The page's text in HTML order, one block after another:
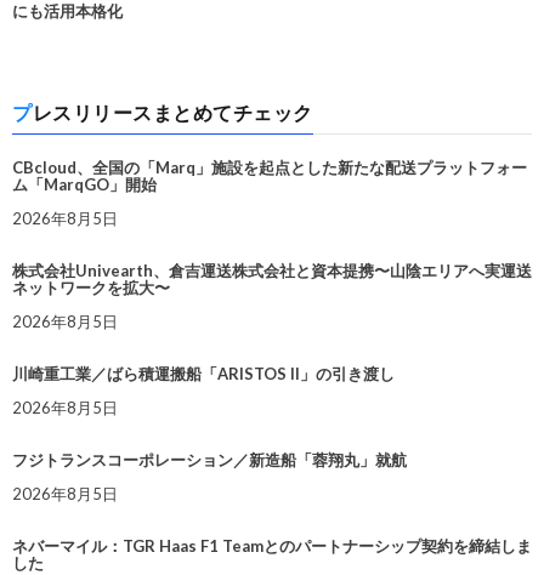
にも活用本格化
プレスリリースまとめてチェック
CBcloud、全国の「Marq」施設を起点とした新たな配送プラットフォー
ム「MarqGO」開始
2026年8月5日
株式会社Univearth、倉吉運送株式会社と資本提携〜山陰エリアへ実運送
ネットワークを拡大〜
2026年8月5日
川崎重工業／ばら積運搬船「ARISTOS II」の引き渡し
2026年8月5日
フジトランスコーポレーション／新造船「蓉翔丸」就航
2026年8月5日
ネバーマイル：TGR Haas F1 Teamとのパートナーシップ契約を締結しま
した